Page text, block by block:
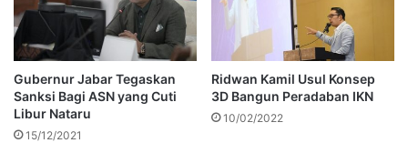
Gubernur Jabar Tegaskan
Sanksi Bagi ASN yang Cuti
Libur Nataru
15/12/2021
Ridwan Kamil Usul Konsep
3D Bangun Peradaban IKN
10/02/2022